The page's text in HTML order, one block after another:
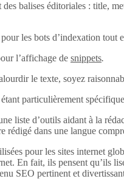
des balises éditoriales : title,
les bots d’indexation tout
l’affichage de snippets.
le texte, soyez
particulièrement
liste d’outils aidant à la
rédigé dans une langue
pour les sites internet
En fait, ils pensent qu’ils
SEO pertinent et